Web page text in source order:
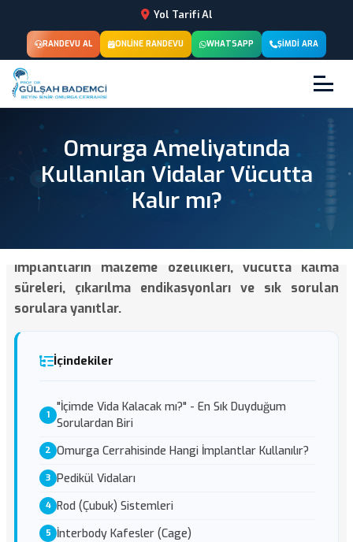
Yol Tarifi Al
RANDEVU AL ONLINE RANDEVU WHATSAPP ŞIMDI ARA
Omurga Ameliyatında
Kullanılan Vidalar Vücutta
Kalır mı?
Omurga ameliyatlarında kullanılan vida ve
implantların malzeme özellikleri, vücutta kalma
süreleri, çıkarılma endikasyonları ve sık sorulan
sorulara yanıtlar.
İçindekiler
"İçimde Vida Kalacak mı?" - En Sık Duyduğum
Sorulardan Biri
Omurga Cerrahisinde Hangi İmplantlar Kullanılır?
Pedikül Vidaları
Rod (Çubuk) Sistemleri
İnterbody Kafesler (Cage)